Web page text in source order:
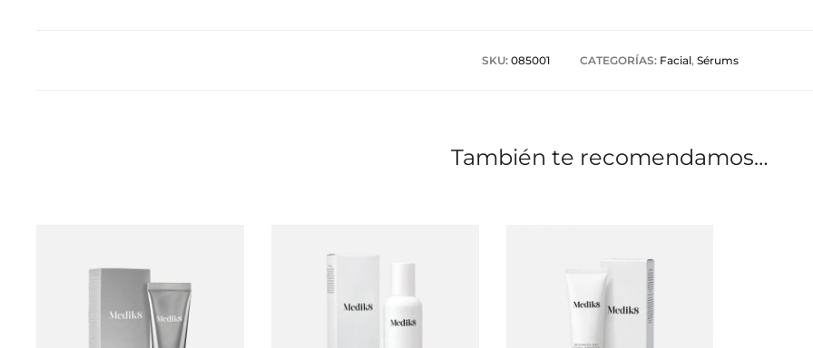
SKU: 085001 CATEGORÍAS: Facial, Sérums
También te recomendamos…